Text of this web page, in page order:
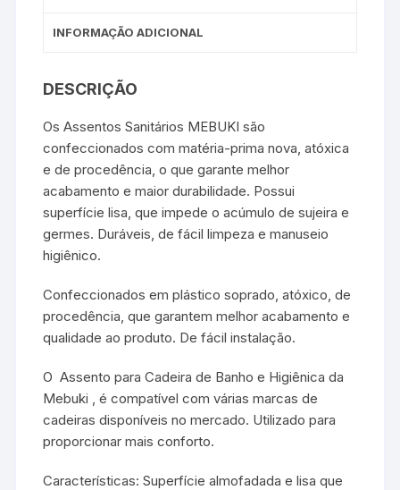
INFORMAÇÃO ADICIONAL
DESCRIÇÃO
Os Assentos Sanitários MEBUKI são
confeccionados com matéria-prima nova, atóxica
e de procedência, o que garante melhor
acabamento e maior durabilidade. Possui
superfície lisa, que impede o acúmulo de sujeira e
germes. Duráveis, de fácil limpeza e manuseio
higiênico.
Confeccionados em plástico soprado, atóxico, de
procedência, que garantem melhor acabamento e
qualidade ao produto. De fácil instalação.
O Assento para Cadeira de Banho e Higiênica da
Mebuki , é compatível com várias marcas de
cadeiras disponíveis no mercado. Utilizado para
proporcionar mais conforto.
Características: Superfície almofadada e lisa que